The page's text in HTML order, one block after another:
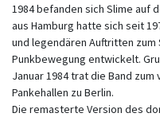
1984 befanden sich Slime auf
aus Hamburg hatte sich seit
und legendären Auftritten
Punkbewegung entwickelt.
Januar 1984 trat die Band
Pankehallen zu Berlin.
Die remasterte Version des